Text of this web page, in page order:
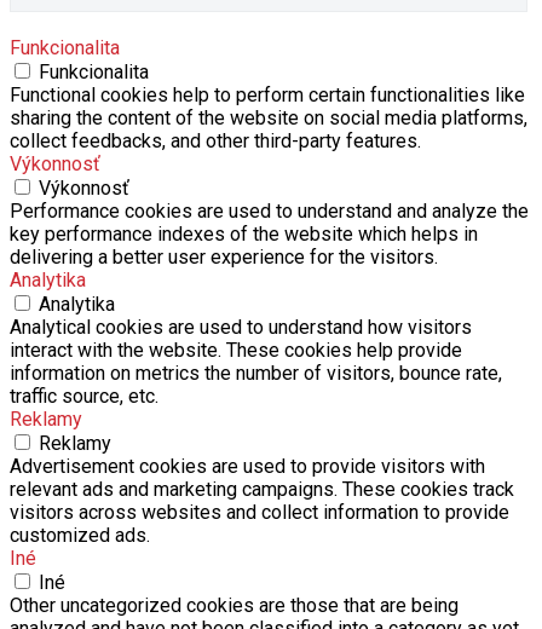
Funkcionalita
Funkcionalita
Functional cookies help to perform certain functionalities like
sharing the content of the website on social media platforms,
collect feedbacks, and other third-party features.
Výkonnosť
Výkonnosť
Performance cookies are used to understand and analyze the
key performance indexes of the website which helps in
delivering a better user experience for the visitors.
Analytika
Analytika
Analytical cookies are used to understand how visitors
interact with the website. These cookies help provide
information on metrics the number of visitors, bounce rate,
traffic source, etc.
Reklamy
Reklamy
Advertisement cookies are used to provide visitors with
relevant ads and marketing campaigns. These cookies track
visitors across websites and collect information to provide
customized ads.
Iné
Iné
Other uncategorized cookies are those that are being